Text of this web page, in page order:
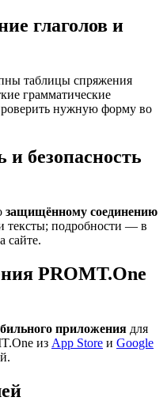
глаголов и
таблицы спряжения
грамматические
нужную форму во
безопасность
защищённому соединению
подробности — в
сайте.
PROMT.One
приложения для
из App Store и Google